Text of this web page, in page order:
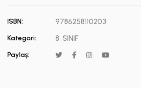
ISBN: 9786258110203
Kategori: 8. SINIF
Paylaş: